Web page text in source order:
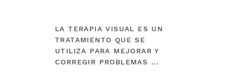
LA TERAPIA VISUAL ES UN
TRATAMIENTO QUE SE
UTILIZA PARA MEJORAR Y
CORREGIR PROBLEMAS ...